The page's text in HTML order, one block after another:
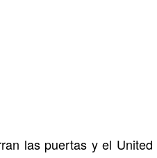
las puertas y el United